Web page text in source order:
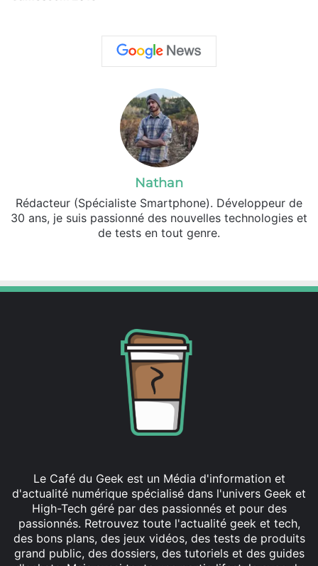
Nathan
Rédacteur (Spécialiste Smartphone). Développeur de
30 ans, je suis passionné des nouvelles technologies et
de tests en tout genre.
Le Café du Geek est un Média d'information et
d'actualité numérique spécialisé dans l'univers Geek et
High-Tech géré par des passionnés et pour des
passionnés. Retrouvez toute l'actualité geek et tech,
des bons plans, des jeux vidéos, des tests de produits
grand public, des dossiers, des tutoriels et des guides